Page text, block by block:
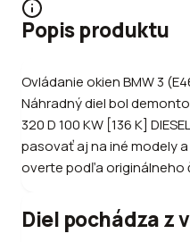
Popis produktu
Ovládanie okien BMW 3
Náhradný diel bol
320 D 100 KW [136 K]
pasovať aj na iné modely
overte podľa originálneho
Diel pochádza z